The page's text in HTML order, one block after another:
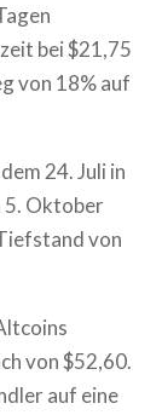
bei $21,75
von 18% auf
24. Juli in
5. Oktober
von
von $52,60.
auf eine